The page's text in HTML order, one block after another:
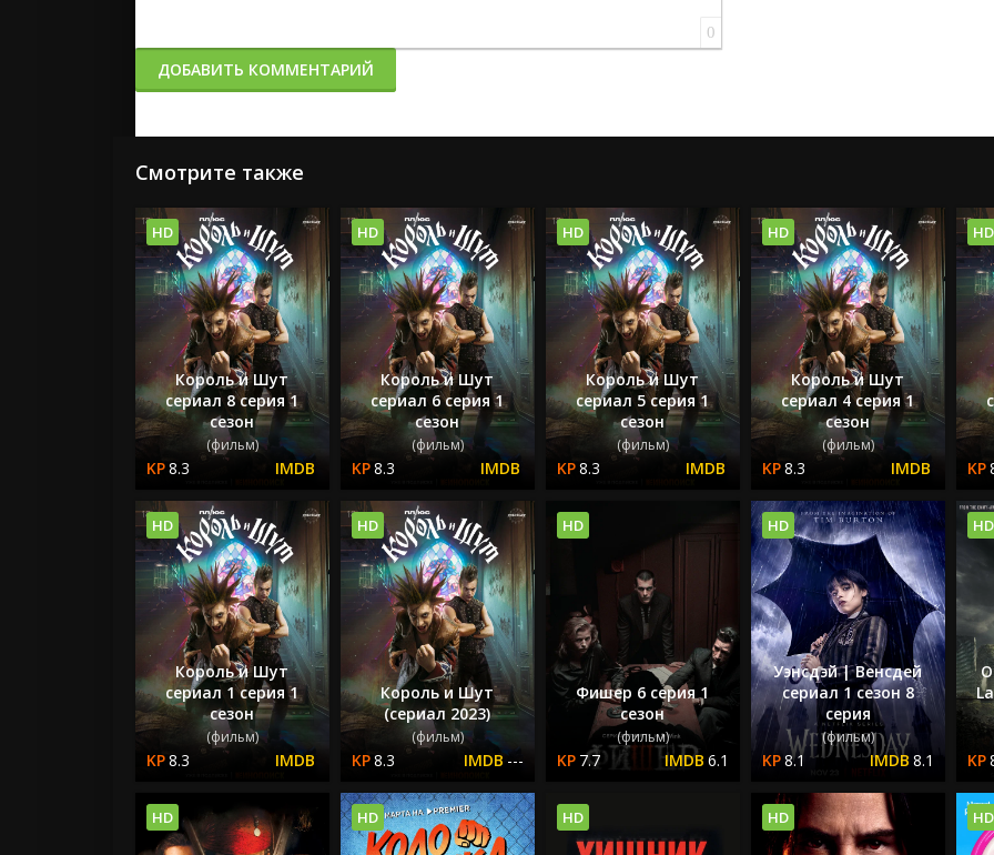
0
ДОБАВИТЬ КОММЕНТАРИЙ
Смотрите также
Король и Шут
сериал 8 серия 1
сезон
(фильм)
8.3
HD
Король и Шут
сериал 6 серия 1
сезон
(фильм)
8.3
HD
Король и Шут
сериал 5 серия 1
сезон
(фильм)
8.3
HD
Король и Шут
сериал 4 серия 1
сезон
(фильм)
8.3
HD HD
Король и Шут
сериал 1 серия 1
сезон
(фильм)
8.3
HD
Король и Шут
(сериал 2023)
(фильм)
8.3 ---
HD
Фишер 6 серия 1
сезон
(фильм)
7.7 6.1
HD
Уэнсдэй | Венсдей
сериал 1 сезон 8
серия
(фильм)
8.1 8.1
HD HD
HD HD HD HD HD